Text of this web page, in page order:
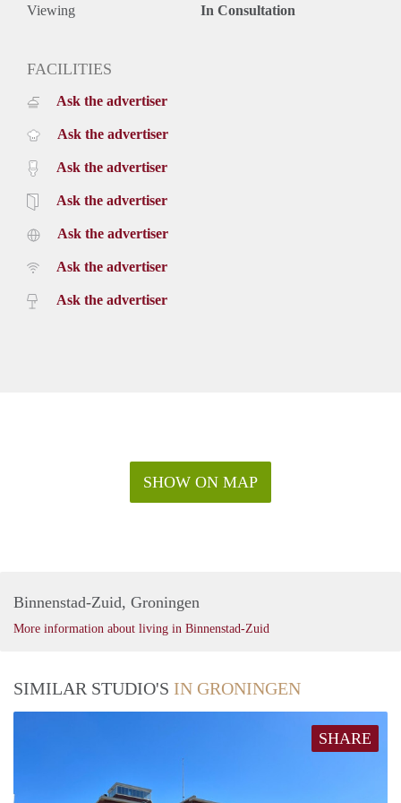
Viewing In Consultation
FACILITIES
Ask the advertiser
Ask the advertiser
Ask the advertiser
Ask the advertiser
Ask the advertiser
Ask the advertiser
Ask the advertiser
SHOW ON MAP
Binnenstad-Zuid, Groningen
More information about living in Binnenstad-Zuid
SIMILAR STUDIO'S IN GRONINGEN
SHARE